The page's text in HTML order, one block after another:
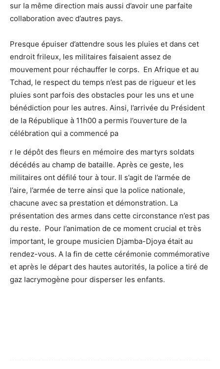
sur la même direction mais aussi d’avoir une parfaite
collaboration avec d’autres pays.
Presque épuiser d’attendre sous les pluies et dans cet
endroit frileux, les militaires faisaient assez de
mouvement pour réchauffer le corps. En Afrique et au
Tchad, le respect du temps n’est pas de rigueur et les
pluies sont parfois des obstacles pour les uns et une
bénédiction pour les autres. Ainsi, l’arrivée du Président
de la République à 11h00 a permis l’ouverture de la
célébration qui a commencé pa
r le dépôt des fleurs en mémoire des martyrs soldats
décédés au champ de bataille. Après ce geste, les
militaires ont défilé tour à tour. Il s’agit de l’armée de
l’aire, l’armée de terre ainsi que la police nationale,
chacune avec sa prestation et démonstration. La
présentation des armes dans cette circonstance n’est pas
du reste. Pour l’animation de ce moment crucial et très
important, le groupe musicien Djamba-Djoya était au
rendez-vous. A la fin de cette cérémonie commémorative
et après le départ des hautes autorités, la police a tiré de
gaz lacrymogène pour disperser les enfants.